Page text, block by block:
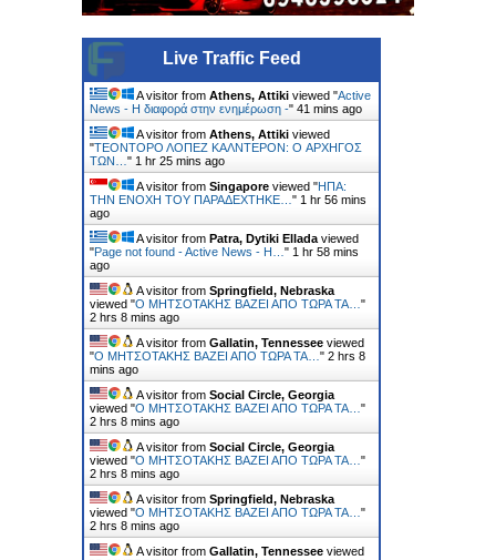
Live Traffic Feed
A visitor from Athens, Attiki viewed "Active
News - Η διαφορά στην ενημέρωση -" 41 mins ago
A visitor from Athens, Attiki viewed
"ΤΕΟΝΤΟΡΟ ΛΟΠΕΖ ΚΑΛΝΤΕΡΟΝ: O ΑΡΧΗΓΟΣ
ΤΩΝ… " 1 hr 25 mins ago
A visitor from Singapore viewed "ΗΠΑ:
ΤΗΝ ΕΝΟΧH ΤΟΥ ΠΑΡΑΔEΧΤΗΚΕ… " 1 hr 56 mins
ago
A visitor from Patra, Dytiki Ellada viewed
"Page not found - Active News - Η… " 1 hr 58 mins
ago
A visitor from Springfield, Nebraska
viewed "Ο ΜΗΤΣΟΤΑΚΗΣ ΒΑΖΕΙ ΑΠΟ ΤΩΡΑ ΤΑ… "
2 hrs 8 mins ago
A visitor from Gallatin, Tennessee viewed
"Ο ΜΗΤΣΟΤΑΚΗΣ ΒΑΖΕΙ ΑΠΟ ΤΩΡΑ ΤΑ… " 2 hrs 8
mins ago
A visitor from Social Circle, Georgia
viewed "Ο ΜΗΤΣΟΤΑΚΗΣ ΒΑΖΕΙ ΑΠΟ ΤΩΡΑ ΤΑ… "
2 hrs 8 mins ago
A visitor from Social Circle, Georgia
viewed "Ο ΜΗΤΣΟΤΑΚΗΣ ΒΑΖΕΙ ΑΠΟ ΤΩΡΑ ΤΑ… "
2 hrs 8 mins ago
A visitor from Springfield, Nebraska
viewed "Ο ΜΗΤΣΟΤΑΚΗΣ ΒΑΖΕΙ ΑΠΟ ΤΩΡΑ ΤΑ… "
2 hrs 8 mins ago
A visitor from Gallatin, Tennessee viewed